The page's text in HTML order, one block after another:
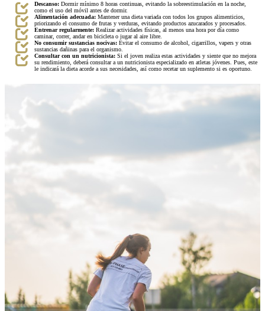
Descanso: Dormir mínimo 8 horas continuas, evitando la sobreestimulación en la noche,
como el uso del móvil antes de dormir.
Alimentación adecuada: Mantener una dieta variada con todos los grupos alimenticios,
priorizando el consumo de frutas y verduras, evitando productos azucarados y procesados.
Entrenar regularmente: Realizar actividades físicas, al menos una hora por día como
caminar, correr, andar en bicicleta o jugar al aire libre.
No consumir sustancias nocivas: Evitar el consumo de alcohol, cigarrillos, vapers y otras
sustancias dañinas para el organismo.
Consultar con un nutricionista: Si el joven realiza estas actividades y siente que no mejora
su rendimiento, deberá consultar a un nutricionista especializado en atletas jóvenes. Pues, este
le indicará la dieta acorde a sus necesidades, así como recetar un suplemento si es oportuno.